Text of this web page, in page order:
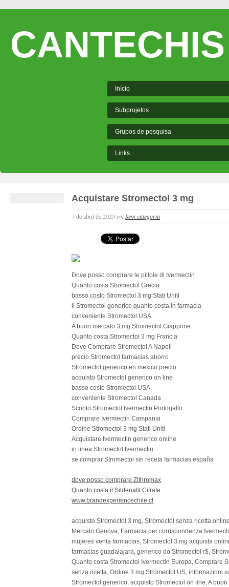
CANTECHIS
Início
Subprojetos
Grupos de pesquisa
Links
Acquistare Stromectol 3 mg
7 de abril de 2023emSem categoria
Dove posso comprare le pillole di Ivermectin
Quanto costa Stromectol Grecia
basso costo Stromectol 3 mg Stati Uniti
il Stromectol generico quanto costa in farmacia
conveniente Stromectol USA
A buon mercato 3 mg Stromectol Giappone
Quanto costa Stromectol 3 mg Francia
Dove Comprare Stromectol A Napoli
precio Stromectol farmacias ahorro
Stromectol generico en mexico precio
acquisto Stromectol generico on line
basso costo Stromectol USA
conveniente Stromectol Canada
Sconto Stromectol Ivermectin Portogallo
Comprare Ivermectin Campania
Ordine Stromectol 3 mg Stati Uniti
Acquistare Ivermectin generico online
in linea Stromectol Ivermectin
se comprar Stromectol sin receta farmacias españa
dove posso comprare Zithromax
Quanto costa il Sildenafil Citrate
www.brandexperiencechile.cl
acquisto Stromectol 3 mg, Stromectol senza ricetta
Mercato Genova, Farmacia per corrispondenza
mujeres venta farmacias, Stromectol 3 mg acquista
farmacias guadalajara, generico do Stromectol r$,
Quanto costa Stromectol Ivermectin Europa, Comprare
senza ricetta, Ordine 3 mg Stromectol US, informazioni
Stromectol generico, acquisto Stromectol on line, A